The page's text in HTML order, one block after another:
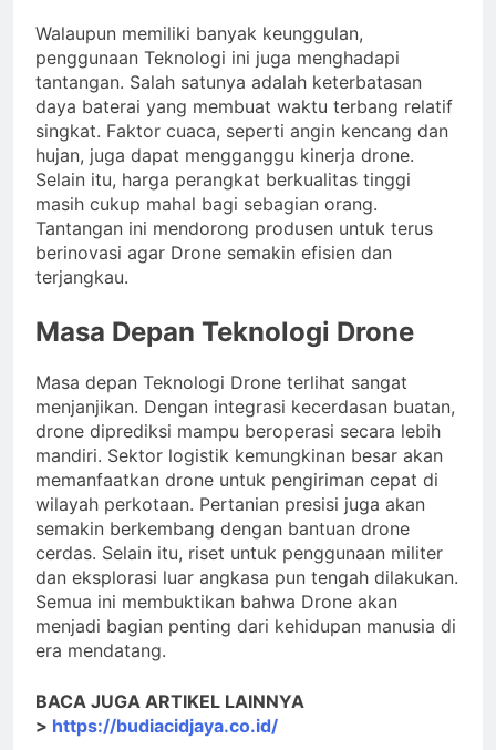
Walaupun memiliki banyak keunggulan,
penggunaan Teknologi ini juga menghadapi
tantangan. Salah satunya adalah keterbatasan
daya baterai yang membuat waktu terbang relatif
singkat. Faktor cuaca, seperti angin kencang dan
hujan, juga dapat mengganggu kinerja drone.
Selain itu, harga perangkat berkualitas tinggi
masih cukup mahal bagi sebagian orang.
Tantangan ini mendorong produsen untuk terus
berinovasi agar Drone semakin efisien dan
terjangkau.
Masa Depan Teknologi Drone
Masa depan Teknologi Drone terlihat sangat
menjanjikan. Dengan integrasi kecerdasan buatan,
drone diprediksi mampu beroperasi secara lebih
mandiri. Sektor logistik kemungkinan besar akan
memanfaatkan drone untuk pengiriman cepat di
wilayah perkotaan. Pertanian presisi juga akan
semakin berkembang dengan bantuan drone
cerdas. Selain itu, riset untuk penggunaan militer
dan eksplorasi luar angkasa pun tengah dilakukan.
Semua ini membuktikan bahwa Drone akan
menjadi bagian penting dari kehidupan manusia di
era mendatang.
BACA JUGA ARTIKEL LAINNYA
> https://budiacidjaya.co.id/